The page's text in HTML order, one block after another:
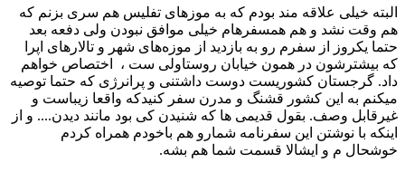
البته خیلی علاقه مند بودم که به موزهای تفلیس هم سری بزنم که
هم وقت نشد و هم همسفرهام خیلی موافق نبودن ولی دفعه بعد
حتما یکروز از سفرم رو به بازدید از موزه‌های شهر و تالارهای اپرا
که بیشترشون در همون خیابان روستاولی ست ، اختصاص خواهم
داد. گرجستان کشوریست دوست داشتنی و پرانرژی که حتما توصیه
میکنم به این کشور قشنگ و مدرن سفر کنیدکه واقعا زیباست و
غیرقابل وصف. بقول قدیمی ها که شنیدن کی بود مانند دیدن.... و از
اینکه با نوشتن این سفرنامه شمارو هم باخودم همراه کردم
خوشحال م و ایشالا قسمت شما هم بشه.